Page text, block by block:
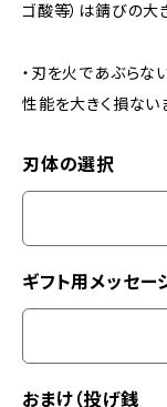
ゴ酸等）は錆びの大
・刃を火であぶらな
性能を大きく損ない
刃体の選択
ギフト用メッセー
おまけ（投げ銭